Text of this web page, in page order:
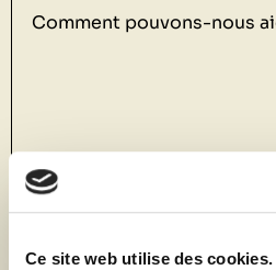
Ce site web utilise des cookies.